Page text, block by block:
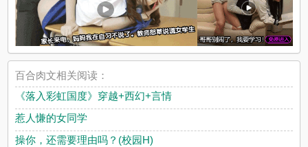
百合肉文相关阅读：
《落入彩虹国度》穿越+西幻+言情
惹人慊的女同学
操你，还需要理由吗？(校园H)